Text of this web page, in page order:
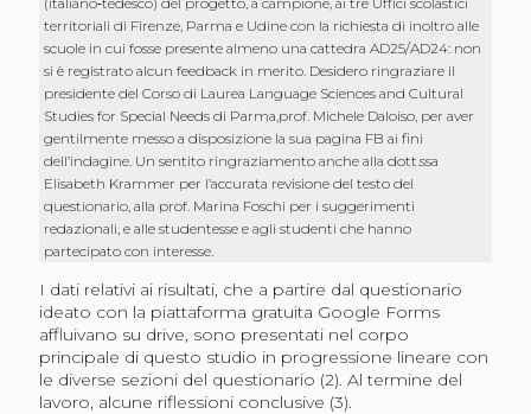
territoriali di Firenze, Parma e Udine con la richiesta di inoltro alle
scuole in cui fosse presente almeno una cattedra AD25/AD24: non
si è registrato alcun feedback in merito. Desidero ringraziare il
presidente del Corso di Laurea Language Sciences and Cultural
Studies for Special Needs di Parma,prof. Michele Daloiso, per aver
gentilmente messo a disposizione la sua pagina FB ai fini
dell’indagine. Un sentito ringraziamento anche alla dott.ssa
Elisabeth Krammer per l’accurata revisione del testo del
questionario, alla prof. Marina Foschi per i suggerimenti
redazionali, e alle studentesse e agli studenti che hanno
partecipato con interesse.
I dati relativi ai risultati, che a partire dal questionario
ideato con la piattaforma gratuita Google Forms
affluivano su drive, sono presentati nel corpo
principale di questo studio in progressione lineare con
le diverse sezioni del questionario (2). Al termine del
lavoro, alcune riflessioni conclusive (3).